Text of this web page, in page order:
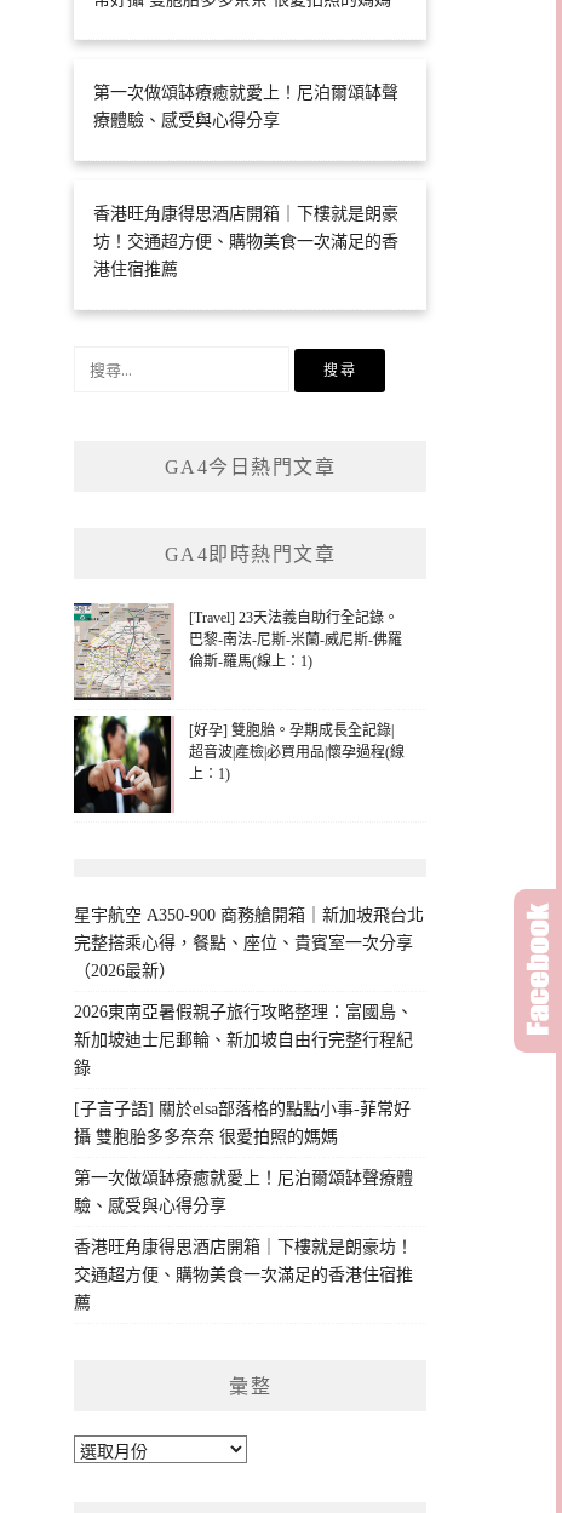
第一次做頌缽療癒就愛上！尼泊爾頌缽聲
療體驗、感受與心得分享
香港旺角康得思酒店開箱｜下樓就是朗豪
坊！交通超方便、購物美食一次滿足的香
港住宿推薦
GA4今日熱門文章
GA4即時熱門文章
[Travel] 23天法義自助行全記錄。
巴黎-南法-尼斯-米蘭-威尼斯-佛羅
倫斯-羅馬(線上：1)
[好孕] 雙胞胎。孕期成長全記錄|
超音波|產檢|必買用品|懷孕過程(線
上：1)
星宇航空 A350-900 商務艙開箱｜新加坡飛台北
完整搭乘心得，餐點、座位、貴賓室一次分享
（2026最新）
2026東南亞暑假親子旅行攻略整理：富國島、
新加坡迪士尼郵輪、新加坡自由行完整行程紀
錄
[子言子語] 關於elsa部落格的點點小事-菲常好
攝 雙胞胎多多奈奈 很愛拍照的媽媽
第一次做頌缽療癒就愛上！尼泊爾頌缽聲療體
驗、感受與心得分享
香港旺角康得思酒店開箱｜下樓就是朗豪坊！
交通超方便、購物美食一次滿足的香港住宿推
薦
彙整
彙